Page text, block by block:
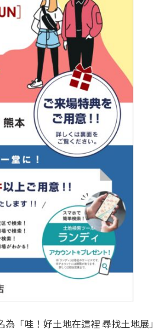
「哇！好土地在這裡 尋找土地展」